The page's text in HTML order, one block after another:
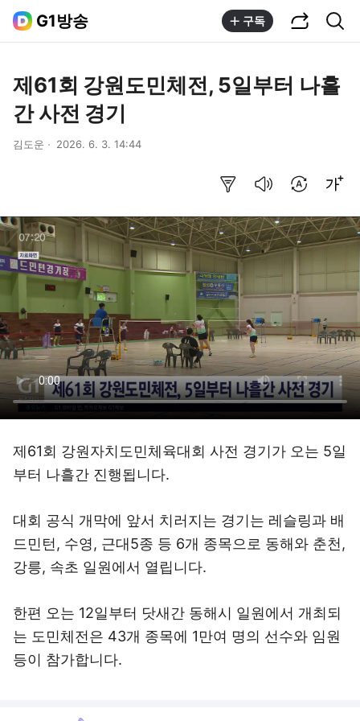
G1방송 구독
제61회 강원도민체전, 5일부터 나흘
간 사전 경기
김도운 2026. 6. 3. 14:44
제61회 강원자치도민체육대회 사전 경기가 오는 5일
부터 나흘간 진행됩니다.
대회 공식 개막에 앞서 치러지는 경기는 레슬링과 배
드민턴, 수영, 근대5종 등 6개 종목으로 동해와 춘천,
강릉, 속초 일원에서 열립니다.
한편 오는 12일부터 닷새간 동해시 일원에서 개최되
는 도민체전은 43개 종목에 1만여 명의 선수와 임원
등이 참가합니다.